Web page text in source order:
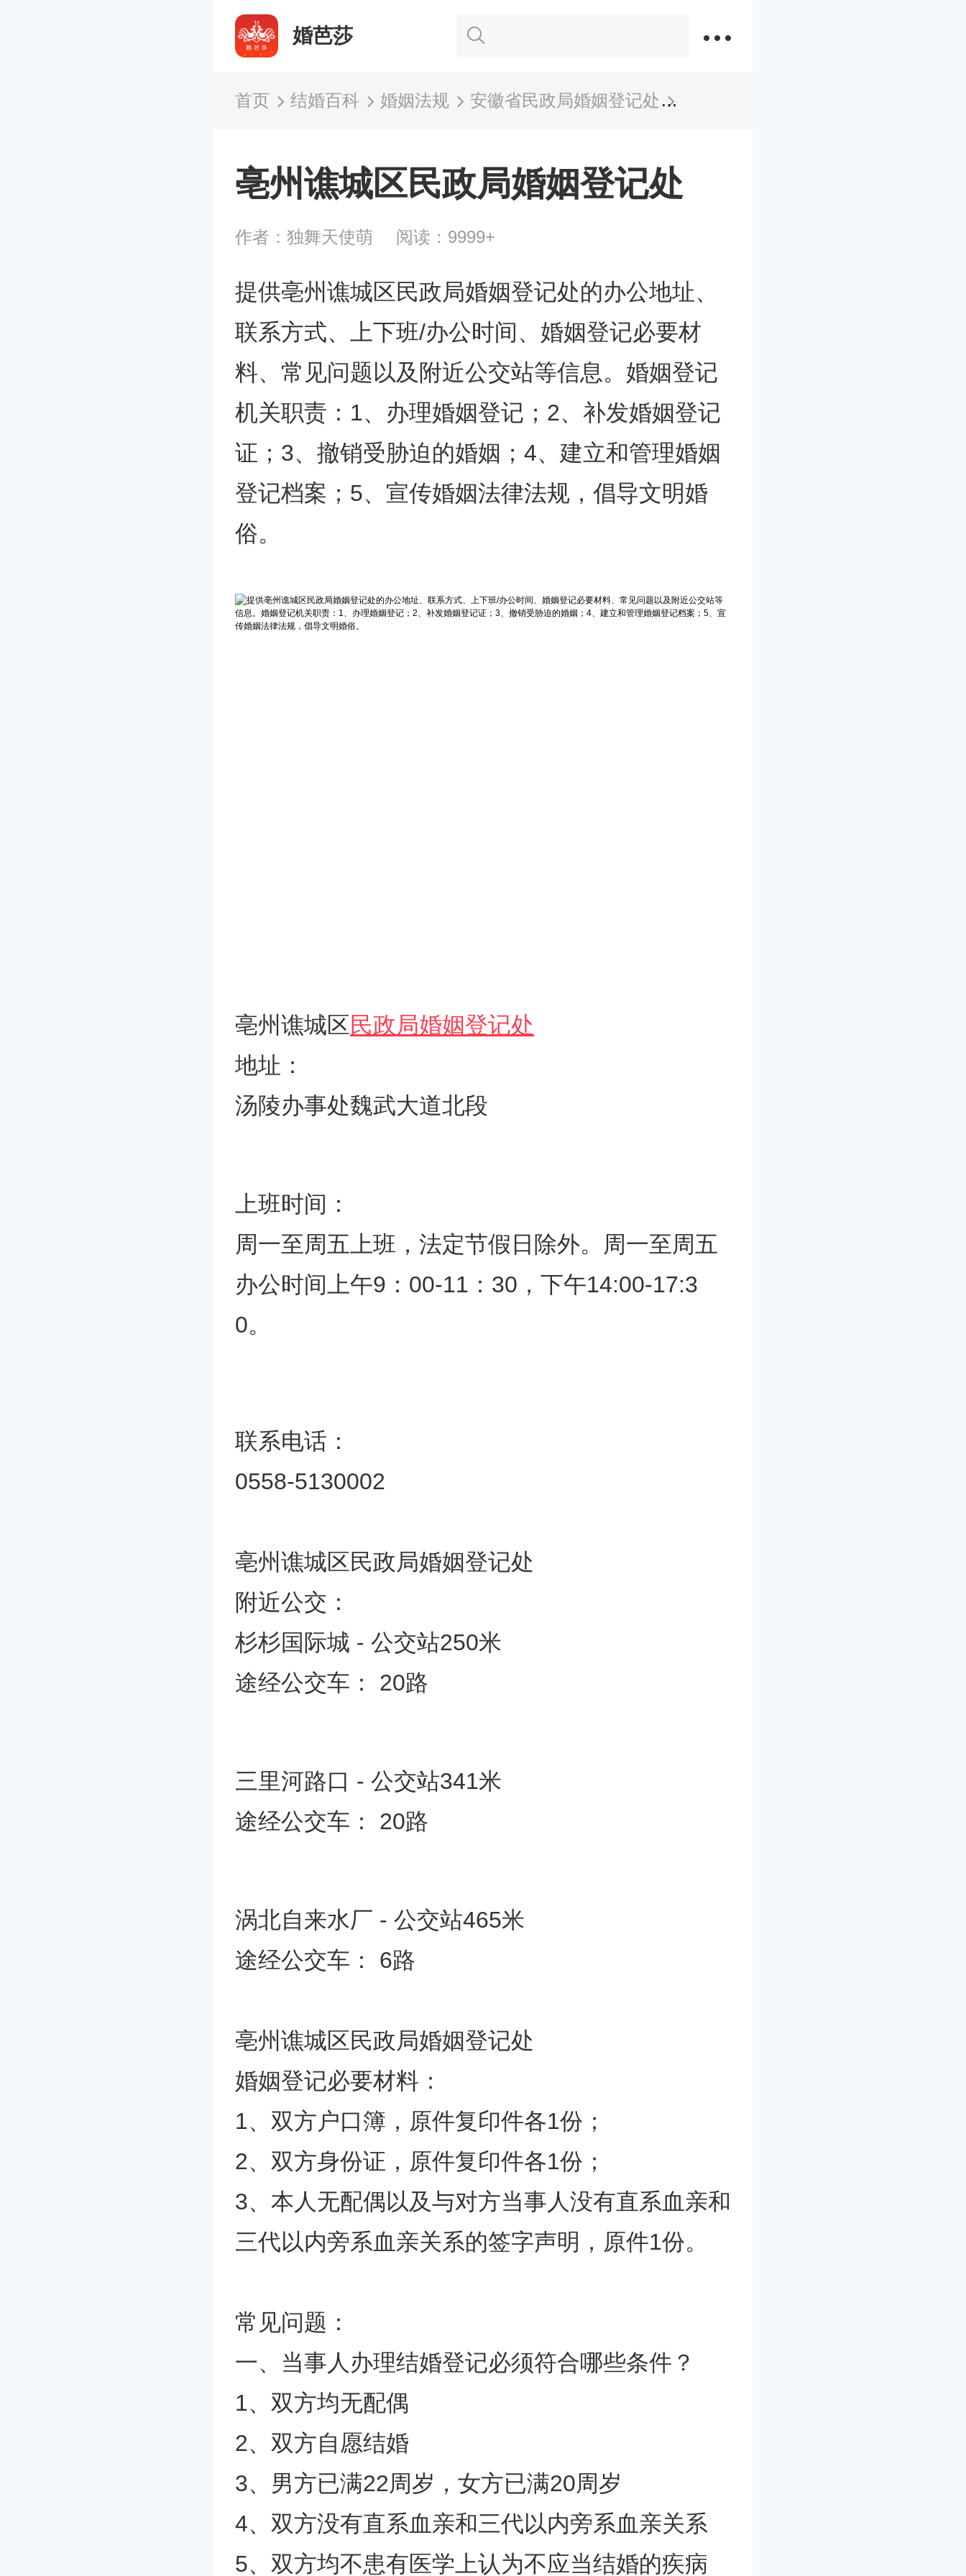
婚芭莎
首页 结婚百科 婚姻法规 安徽省民政局婚姻登记处
亳州谯城区民政局婚姻登记处
作者：独舞天使萌 阅读：9999+
提供亳州谯城区民政局婚姻登记处的办公地址、
联系方式、上下班/办公时间、婚姻登记必要材
料、常见问题以及附近公交站等信息。婚姻登记
机关职责：1、办理婚姻登记；2、补发婚姻登记
证；3、撤销受胁迫的婚姻；4、建立和管理婚姻
登记档案；5、宣传婚姻法律法规，倡导文明婚
俗。
亳州谯城区民政局婚姻登记处
地址：
汤陵办事处魏武大道北段
上班时间：
周一至周五上班，法定节假日除外。周一至周五
办公时间上午9：00-11：30，下午14:00-17:3
0。
联系电话：
0558-5130002
亳州谯城区民政局婚姻登记处
附近公交：
杉杉国际城 - 公交站250米
途经公交车： 20路
三里河路口 - 公交站341米
途经公交车： 20路
涡北自来水厂 - 公交站465米
途经公交车： 6路
亳州谯城区民政局婚姻登记处
婚姻登记必要材料：
1、双方户口簿，原件复印件各1份；
2、双方身份证，原件复印件各1份；
3、本人无配偶以及与对方当事人没有直系血亲和
三代以内旁系血亲关系的签字声明，原件1份。
常见问题：
一、当事人办理结婚登记必须符合哪些条件？
1、双方均无配偶
2、双方自愿结婚
3、男方已满22周岁，女方已满20周岁
4、双方没有直系血亲和三代以内旁系血亲关系
5、双方均不患有医学上认为不应当结婚的疾病